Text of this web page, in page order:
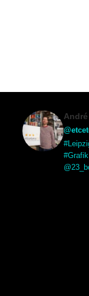
André